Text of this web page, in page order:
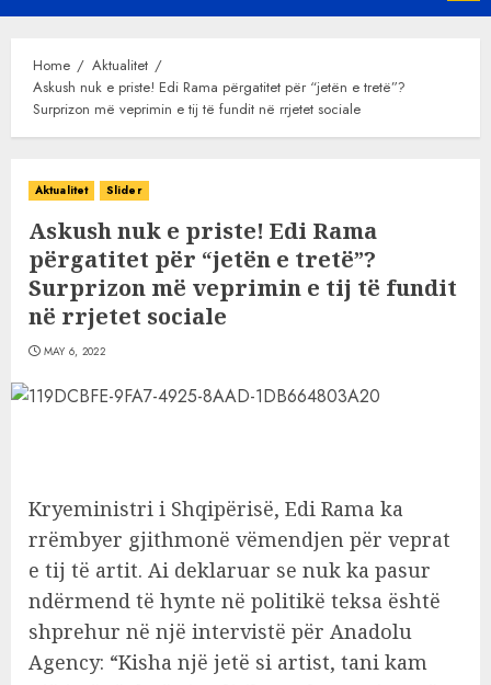
Menu
Home
Aktualitet
Askush nuk e priste! Edi Rama përgatitet për “jetën e tretë”?
Surprizon më veprimin e tij të fundit në rrjetet sociale
Aktualitet Slider
Askush nuk e priste! Edi Rama
përgatitet për “jetën e tretë”?
Surprizon më veprimin e tij të fundit
në rrjetet sociale
MAY 6, 2022
Kryeministri i Shqipërisë, Edi Rama ka
rrëmbyer gjithmonë vëmendjen për veprat
e tij të artit. Ai deklaruar se nuk ka pasur
ndërmend të hynte në politikë teksa është
shprehur në një intervistë për Anadolu
Agency: “Kisha një jetë si artist, tani kam